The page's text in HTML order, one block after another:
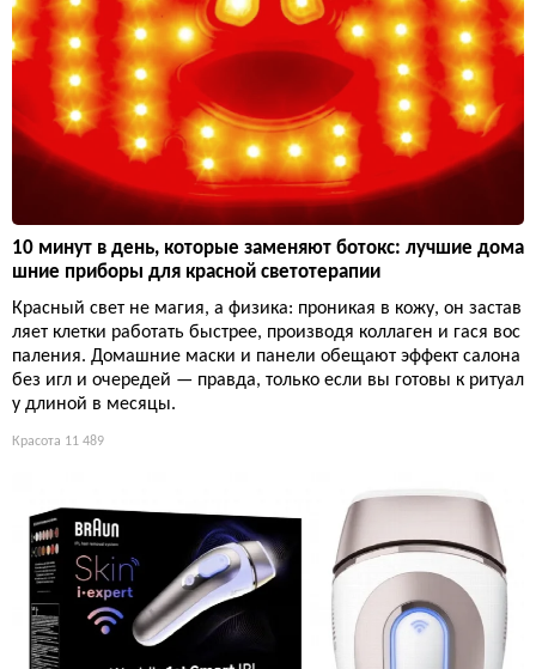
10 минут в день, которые заменяют ботокс: лучшие дома
шние приборы для красной светотерапии
Красный свет не магия, а физика: проникая в кожу, он застав
ляет клетки работать быстрее, производя коллаген и гася вос
паления. Домашние маски и панели обещают эффект салона
без игл и очередей — правда, только если вы готовы к ритуал
у длиной в месяцы.
Красота 11 489